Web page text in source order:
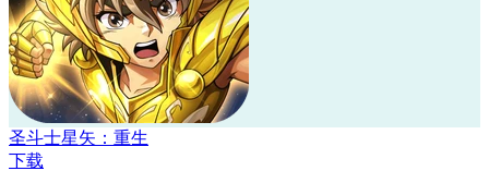
圣斗士星矢：重生
下载